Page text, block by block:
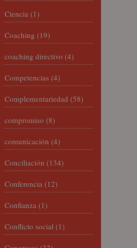
Ciencia (1)
Coaching (19)
coaching directivo (4)
Competencias (4)
Complementariedad (58)
compromiso (8)
comunicación (4)
Conciliación (134)
Conferencia (12)
Confianza (1)
Conflicto social (1)